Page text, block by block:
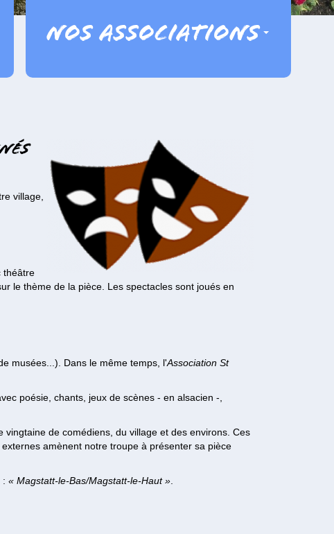
Nos associations
village,
théâtre
le thème de la pièce. Les spectacles sont joués en
musées...). Dans le même temps, l'Association St
poésie, chants, jeux de scènes - en alsacien -,
de comédiens, du village et des environs. Ces
amènent notre troupe à présenter sa pièce
: « Magstatt-le-Bas/Magstatt-le-Haut ».